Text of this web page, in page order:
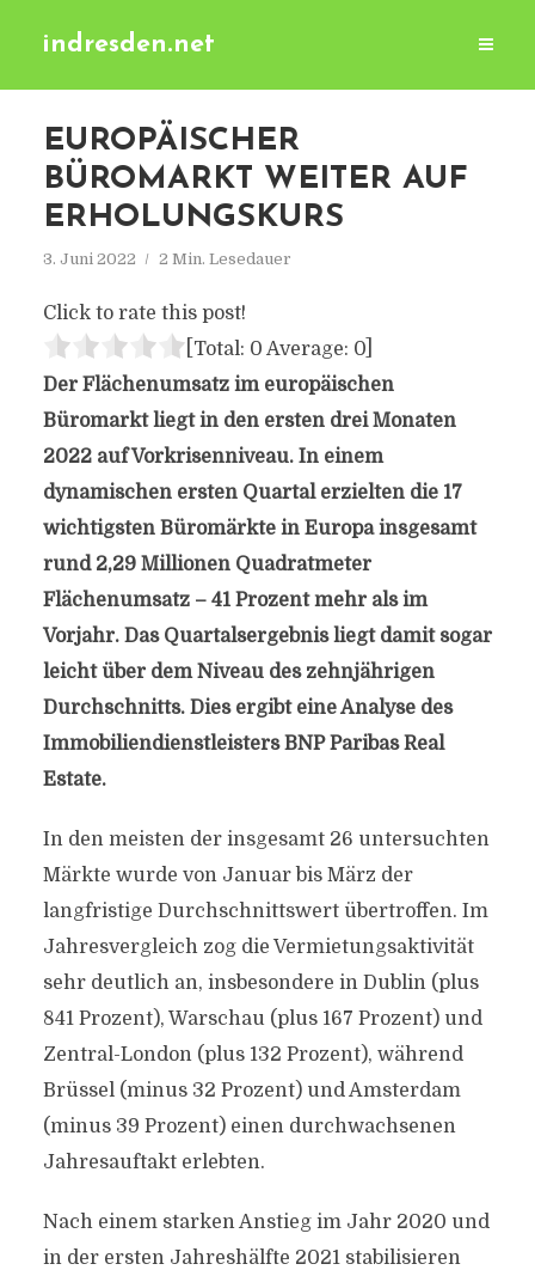
indresden.net
EUROPÄISCHER
BÜROMARKT WEITER AUF
ERHOLUNGSKURS
3. Juni 2022 2 Min. Lesedauer
Click to rate this post!
[Total: 0 Average: 0]
Der Flächenumsatz im europäischen
Büromarkt liegt in den ersten drei Monaten
2022 auf Vorkrisenniveau. In einem
dynamischen ersten Quartal erzielten die 17
wichtigsten Büromärkte in Europa insgesamt
rund 2,29 Millionen Quadratmeter
Flächenumsatz – 41 Prozent mehr als im
Vorjahr. Das Quartalsergebnis liegt damit sogar
leicht über dem Niveau des zehnjährigen
Durchschnitts. Dies ergibt eine Analyse des
Immobiliendienstleisters BNP Paribas Real
Estate.
In den meisten der insgesamt 26 untersuchten
Märkte wurde von Januar bis März der
langfristige Durchschnittswert übertroffen. Im
Jahresvergleich zog die Vermietungsaktivität
sehr deutlich an, insbesondere in Dublin (plus
841 Prozent), Warschau (plus 167 Prozent) und
Zentral-London (plus 132 Prozent), während
Brüssel (minus 32 Prozent) und Amsterdam
(minus 39 Prozent) einen durchwachsenen
Jahresauftakt erlebten.
Nach einem starken Anstieg im Jahr 2020 und
in der ersten Jahreshälfte 2021 stabilisieren